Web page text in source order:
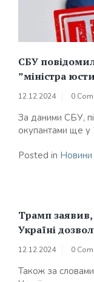
СБУ
”міністра
12.12.2024 0
За даними СБУ,
окупантами ще у
Posted in Новини
Трамп
Україні
12.12.2024 0
Також за словами